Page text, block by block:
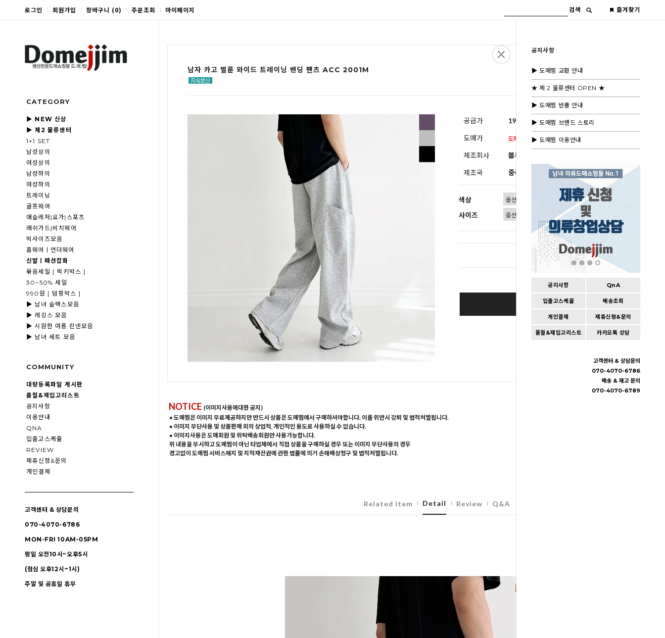
로그인 회원가입 장바구니 (0) 주문조회 마이페이지 검색 즐겨찾기
CATEGORY
▶ NEW 신상
▶ 제2 물류센터
1+1 SET
남성상의
여성상의
남성하의
여성하의
트레이닝
골프웨어
애슬레저|요가|스포츠
래쉬가드|비치웨어
빅사이즈모음
홈웨어ㅣ언더웨어
신발ㅣ패션잡화
묶음세일 [ 럭키박스 ]
30~50% 세일
990원 [ 덤핑박스 ]
▶ 남녀 슬랙스모음
▶ 레깅스 모음
▶ 시원한 여름 린넨모음
▶ 남녀 세트 모음
COMMUNITY
대량등록파일 게시판
품절&재입고리스트
공지사항
이용안내
QNA
입출고스케쥴
REVIEW
제휴신청&문의
개인결제
고객센터 & 상담문의
070-4070-6786
MON-FRI 10AM-05PM
평일 오전10시~오후5시
(점심 오후12시~1시)
주말 및 공휴일 휴무
공지사항
▶ 도매찜 교환 안내
★ 제 2 물류센터 OPEN ★
▶ 도매찜 반품 안내
▶ 도매찜 브랜드 스토리
▶ 도매찜 이용안내
공지사항 QnA
입출고스케쥴 배송조회
개인결제 제휴신청&문의
품절&재입고리스트 카카오톡 상담
고객센터 & 상담문의
070-4070-6786
배송 & 재고 문의
070-4070-6789
남자 카고 벌룬 와이드 트레이닝 밴딩 팬츠 ACC 2001M
공급가 19,600원 (부가세별도)
도매가
제조회사 블루모드 제휴사
제조국 중국
색상
사이즈
BUY IT NOW
Cart | Wishlist
NOTICE (이미지사용에대한 공지)
• 도매찜은 이미지 무료제공하지만 반드시 상품은 도매찜에서 구매하셔야합니다. 이를 위반시 강퇴 및 법적처벌됩니다.
• 이미지 무단사용 및 상품판매 외의 상업적, 개인적인 용도로 사용하실 수 없습니다.
• 이미지사용은 도매회원 및 위탁배송회원만 사용가능합니다.
위 내용을 무시하고 도매찜이 아닌 타업체에서 직접 상품을 구매하실 경우 또는 이미지 무단사용의 경우
경고없이 도매찜 서비스해지 및 지적재산권에 관한 법률에 의거 손해배상청구 및 법적처벌됩니다.
Related Item Detail Review Q&A